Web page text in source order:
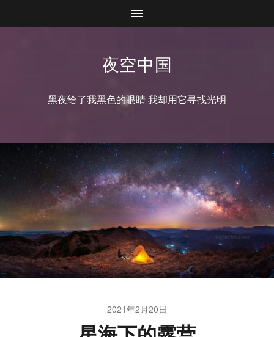
夜空中国
黑夜给了我黑色的眼睛 我却用它寻找光明
2021年2月20日